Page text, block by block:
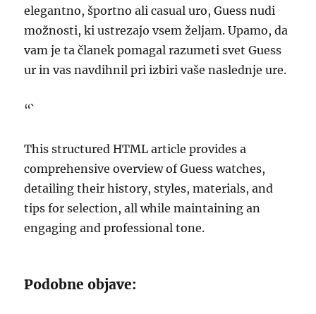
elegantno, športno ali casual uro, Guess nudi
možnosti, ki ustrezajo vsem željam. Upamo, da
vam je ta članek pomagal razumeti svet Guess
ur in vas navdihnil pri izbiri vaše naslednje ure.
“`
This structured HTML article provides a
comprehensive overview of Guess watches,
detailing their history, styles, materials, and
tips for selection, all while maintaining an
engaging and professional tone.
Podobne objave: